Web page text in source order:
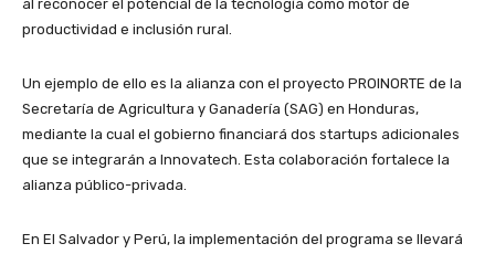
al reconocer el potencial de la tecnología como motor de
productividad e inclusión rural.
Un ejemplo de ello es la alianza con el proyecto PROINORTE de la
Secretaría de Agricultura y Ganadería (SAG) en Honduras,
mediante la cual el gobierno financiará dos startups adicionales
que se integrarán a Innovatech. Esta colaboración fortalece la
alianza público-privada.
En El Salvador y Perú, la implementación del programa se llevará